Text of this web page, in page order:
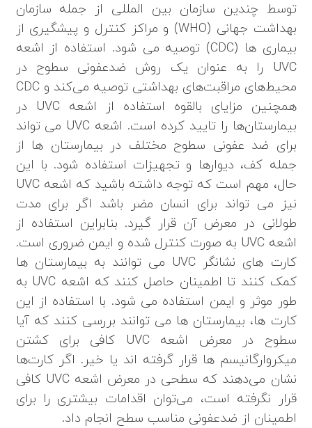
توسط چندین سازمان بین المللی از جمله سازمان
بهداشت جهانی (WHO) و مراکز کنترل و پیشگیری از
بیماری ها (CDC) توصیه می شود. استفاده از اشعه
UVC را به عنوان یک روش ضدعفونی سطوح در
محیط‌های مراقبت‌های بهداشتی توصیه می‌کند و CDC
همچنین مزایای بالقوه استفاده از اشعه UVC در
بیمارستان‌ها را تایید کرده است. اشعه UVC می تواند
برای ضد عفونی سطوح مختلف در بیمارستان ها از
جمله کف، دیوارها و تجهیزات استفاده شود. با این
حال، مهم است که توجه داشته باشید که اشعه UVC
نیز می تواند برای انسان مضر باشد اگر برای مدت
طولانی در معرض آن قرار گیرد. بنابراین استفاده از
اشعه UVC به صورت کنترل شده و ایمن ضروری است.
کارت های نشانگر UVC می توانند به بیمارستان ها
کمک کنند تا اطمینان حاصل کنند که اشعه UVC به
طور موثر و ایمن استفاده می شود. با استفاده از این
کارت ها، بیمارستان ها می توانند بررسی کنند که آیا
سطوح در معرض اشعه UVC کافی برای کشتن
میکروارگانیسم ها قرار گرفته اند یا خیر. اگر کارت‌ها
نشان می‌دهند که سطحی در معرض اشعه UVC کافی
قرار نگرفته است، می‌توان اقدامات بیشتری را برای
اطمینان از ضدعفونی مناسب سطح انجام داد.